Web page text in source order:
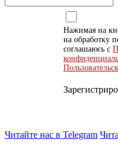
Нажимая на
на обработку
соглашаюсь с
Читайте нас в Telegram